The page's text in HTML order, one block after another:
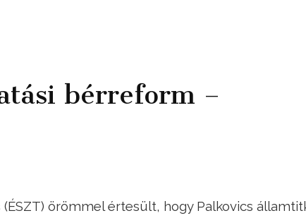
bérreform –
örömmel értesült, hogy Palkovics